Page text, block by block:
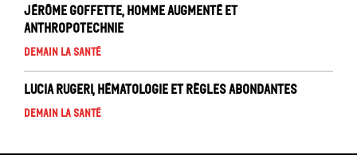
Jérôme Goffette, Homme augmenté et
anthropotechnie
Demain la santé
Lucia Rugeri, Hématologie et règles abondantes
Demain la santé